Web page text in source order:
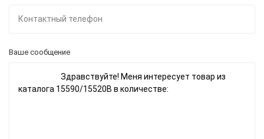
Ваше сообщение